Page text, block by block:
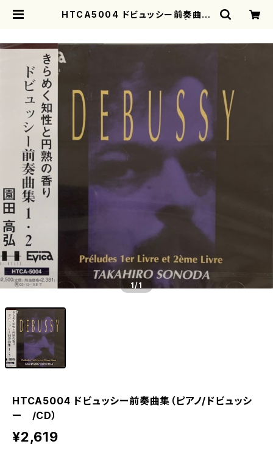
HTCA5004 ドビュッシー前奏曲集
1/1
HTCA5004 ドビュッシー前奏曲集（ピアノ/ドビュッシ
ー /CD）
¥2,619